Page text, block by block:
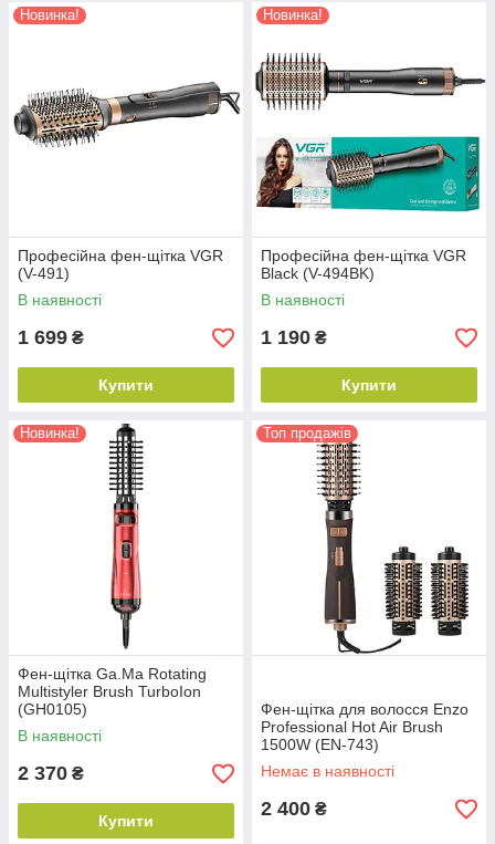
Новинка!
Професійна фен-щітка VGR
(V-491)
В наявності
1 699 ₴
Купити
Новинка!
Професійна фен-щітка VGR
Black (V-494BK)
В наявності
1 190 ₴
Купити
Новинка!
Фен-щітка Ga.Ma Rotating
Multistyler Brush TurboIon
(GH0105)
В наявності
2 370 ₴
Купити
Топ продажів
Фен-щітка для волосся Enzo
Professional Hot Air Brush
1500W (EN-743)
Немає в наявності
2 400 ₴